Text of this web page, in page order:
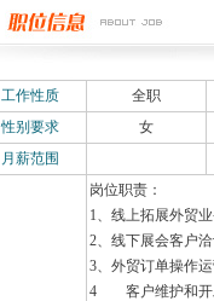
工作性质
全职
性别要求
女
月薪范围
岗位职责：
1、线上拓展外贸
2、线下展会客户
3、外贸订单操作
4 客户维护和开